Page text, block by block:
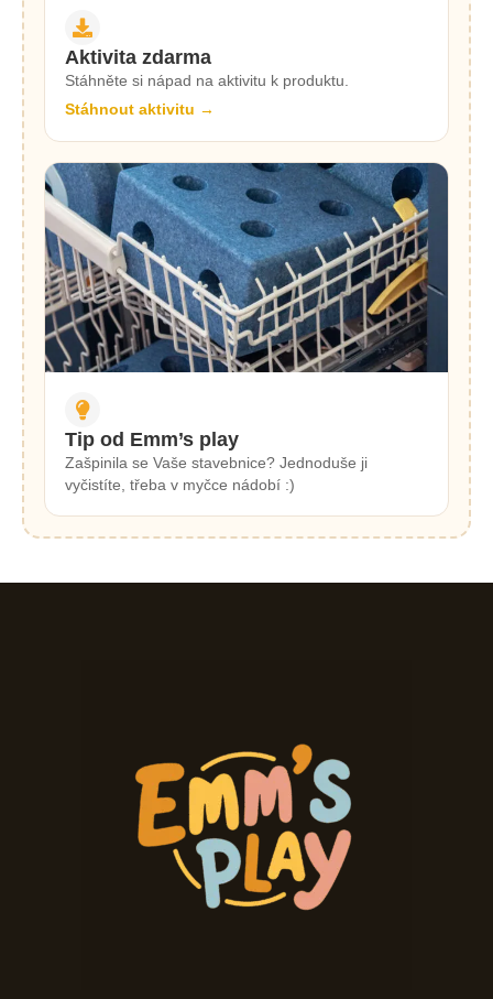
Aktivita zdarma
Stáhněte si nápad na aktivitu k produktu.
Stáhnout aktivitu →
Tip od Emm’s play
Zašpinila se Vaše stavebnice? Jednoduše ji
vyčistíte, třeba v myčce nádobí :)